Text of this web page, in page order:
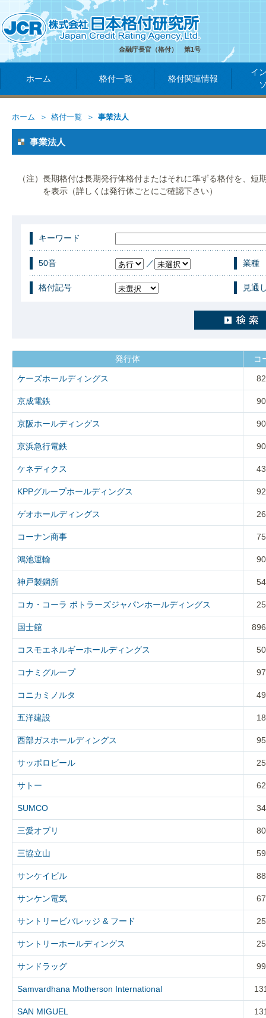
金融庁長官（格付） 第1号
ホーム 格付一覧 格付関連情報
イ
ホーム 格付一覧 事業法人
事業法人
（注）長期格付は長期発行体格付またはそれに準ずる格付を、
を表示（詳しくは発行体ごとにご確認下さい）
キーワード
50音 ／ 業種
格付記号 見通
発行体 コ
ケーズホールディングス
京成電鉄
京阪ホールディングス
京浜急行電鉄
ケネディクス
KPPグループホールディングス
ゲオホールディングス
コーナン商事
鴻池運輸
神戸製鋼所
コカ・コーラ ボトラーズジャパンホールディングス
国士舘
コスモエネルギーホールディングス
コナミグループ
コニカミノルタ
五洋建設
西部ガスホールディングス
サッポロビール
サトー
SUMCO
三愛オブリ
三協立山
サンケイビル
サンケン電気
サントリービバレッジ & フード
サントリーホールディングス
サンドラッグ
Samvardhana Motherson International
SAN MIGUEL